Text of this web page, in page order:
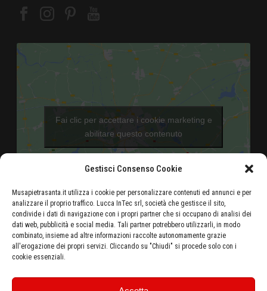
Gestisci Consenso Cookie
Musapietrasanta.it utilizza i cookie per personalizzare contenuti ed annunci e per
analizzare il proprio traffico. Lucca InTec srl, società che gestisce il sito,
condivide i dati di navigazione con i propri partner che si occupano di analisi dei
dati web, pubblicità e social media. Tali partner potrebbero utilizzarli, in modo
combinato, insieme ad altre informazioni raccolte autonomamente grazie
all'erogazione dei propri servizi. Cliccando su "Chiudi" si procede solo con i
cookie essenziali.
Fai clic per accettare i cookie marketing e
abilitare questo contenuto
Aeroporto di Pisa - 46 Km
Autostrada Azzurra E80 Casello Versilia - 5 Km
Stazione ferroviaria di Pietrasanta - 500 metri